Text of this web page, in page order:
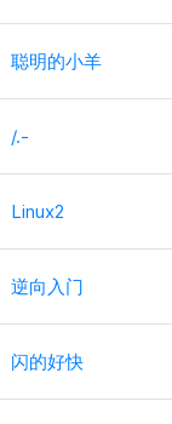
聪明的小羊
/.-
Linux2
逆向入门
闪的好快